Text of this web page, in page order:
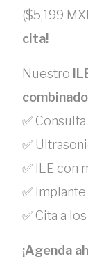
($5,199
cita!
Nuestro
✅
✅
✅ ILE con
✅
✅ Cita a
¡Agenda